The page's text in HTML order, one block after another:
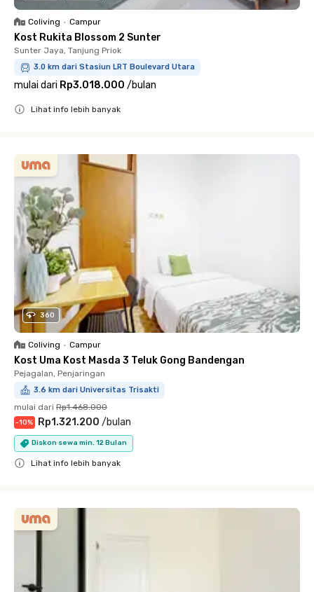
Coliving • Campur
Kost Rukita Blossom 2 Sunter
Sunter Jaya, Tanjung Priok
3.0 km dari Stasiun LRT Boulevard Utara
mulai dari Rp3.018.000 /bulan
Lihat info lebih banyak
360
Coliving • Campur
Kost Uma Kost Masda 3 Teluk Gong Bandengan
Pejagalan, Penjaringan
3.6 km dari Universitas Trisakti
mulai dari Rp1.468.000
-10% Rp1.321.200 /bulan
Diskon sewa min. 12 Bulan
Lihat info lebih banyak